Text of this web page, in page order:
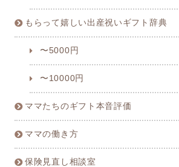
もらって嬉しい出産祝いギフト辞典
〜5000円
〜10000円
ママたちのギフト本音評価
ママの働き方
保険見直し相談室